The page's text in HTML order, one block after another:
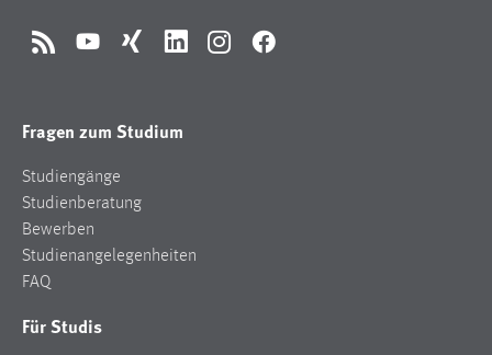
RSS YouTubeXing LinkedInInstagramFacebook
Fragen zum Studium
Studiengänge
Studienberatung
Bewerben
Studienangelegenheiten
FAQ
Für Studis